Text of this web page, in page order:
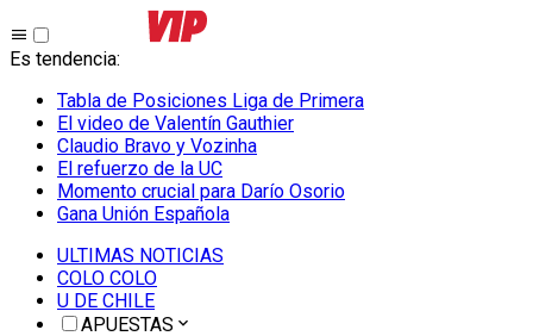
Es tendencia:
Tabla de Posiciones Liga de Primera
El video de Valentín Gauthier
Claudio Bravo y Vozinha
El refuerzo de la UC
Momento crucial para Darío Osorio
Gana Unión Española
ULTIMAS NOTICIAS
COLO COLO
U DE CHILE
APUESTAS